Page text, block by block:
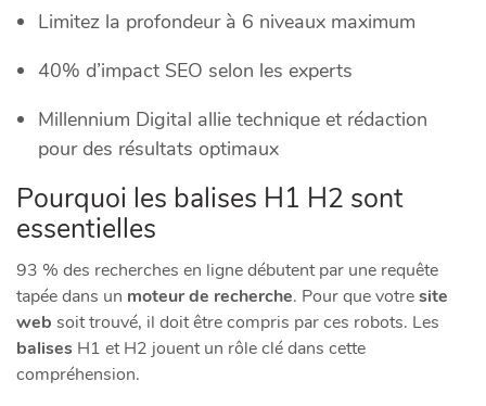
Limitez la profondeur à 6 niveaux maximum
40% d’impact SEO selon les experts
Millennium Digital allie technique et rédaction
pour des résultats optimaux
Pourquoi les balises H1 H2 sont
essentielles
93 % des recherches en ligne débutent par une requête
tapée dans un moteur de recherche. Pour que votresite
web soit trouvé, il doit être compris par ces robots. Les
balises H1 et H2 jouent un rôle clé dans cette
compréhension.